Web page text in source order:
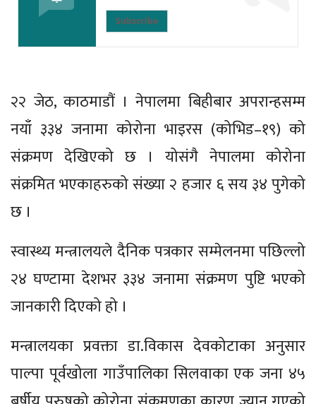
Subscribe
२२ जेठ, काठमाडौं । नेपालमा बिहीबार अपरान्हसम्म
नयाँ ३३४ जनामा कोरोना भाइरस (कोभिड–१९) को
संक्रमण देखिएको छ । योसंगै नेपालमा कोरोना
संक्रमित भएकाहरुको संख्या २ हजार ६ सय ३४ पुगेको
छ ।
स्वास्थ्य मन्त्रालयले दैनिक पत्रकार सम्मेलनमा पछिल्लो
२४ घण्टामा देशभर ३३४ जनामा संक्रमण पुष्टि भएको
जानकारी दिएको हो ।
मन्त्रालयका प्रवक्ता डा.विकास देवकोटाका अनुसार
पाल्पा पूर्वखोला गाउँपालिका सिलवाका एक जना ४५